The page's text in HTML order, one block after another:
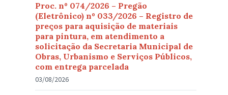
Proc. nº 074/2026 – Pregão
(Eletrônico) nº 033/2026 – Registro de
preços para aquisição de materiais
para pintura, em atendimento a
solicitação da Secretaria Municipal de
Obras, Urbanismo e Serviços Públicos,
com entrega parcelada
03/08/2026